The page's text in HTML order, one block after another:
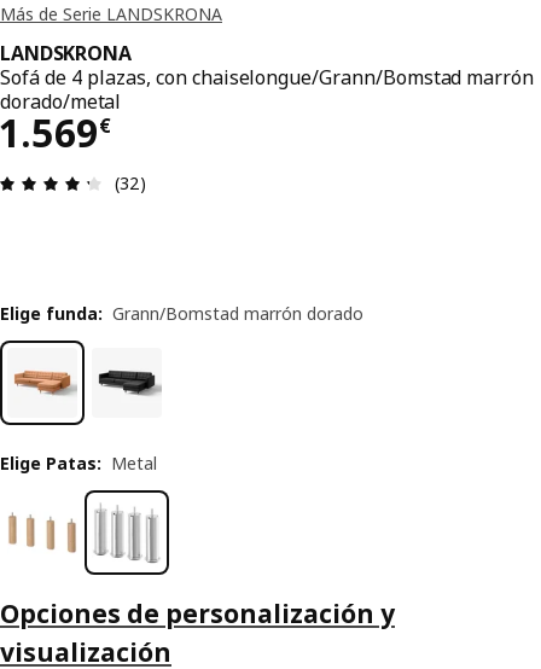
Más de Serie LANDSKRONA
LANDSKRONA
Sofá de 4 plazas, con chaiselongue/Grann/Bomstad marrón
dorado/metal
1.569€
El precio 1569€
Reseña: 4.3 de 5 estrellas. Revisiones totales: 32
(32)
Elige funda: Grann/Bomstad marrón dorado
Elige Patas: Metal
Opciones de personalización y
visualización